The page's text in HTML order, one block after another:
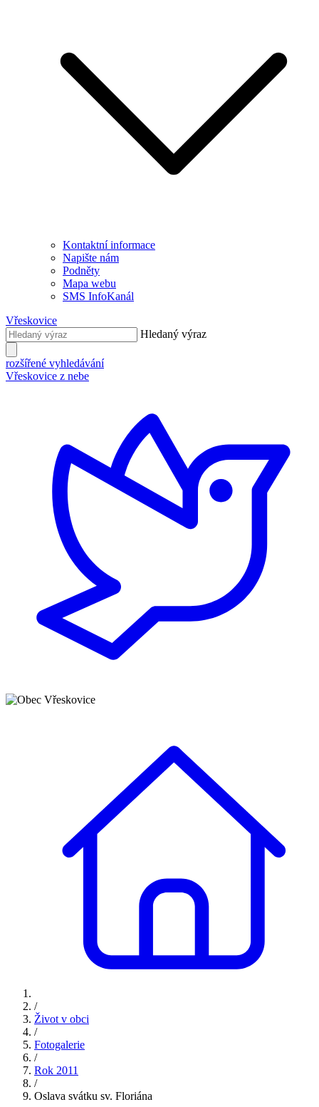
Kontaktní informace
Napište nám
Podněty
Mapa webu
SMS InfoKanál
Vřeskovice
Hledaný výraz
rozšířené vyhledávání
Vřeskovice z nebe
/
Život v obci
/
Fotogalerie
/
Rok 2011
/
Oslava svátku sv. Floriána